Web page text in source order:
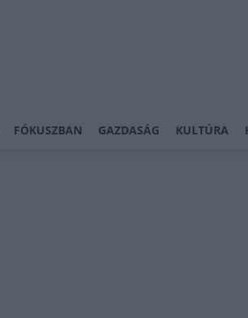
FÓKUSZBAN GAZDASÁG KULTÚRA